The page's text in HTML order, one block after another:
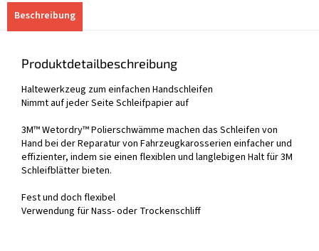
Beschreibung
Produktdetailbeschreibung
Haltewerkzeug zum einfachen Handschleifen
Nimmt auf jeder Seite Schleifpapier auf
3M™ Wetordry™ Polierschwämme machen das Schleifen von
Hand bei der Reparatur von Fahrzeugkarosserien einfacher und
effizienter, indem sie einen flexiblen und langlebigen Halt für 3M
Schleifblätter bieten.
Fest und doch flexibel
Verwendung für Nass- oder Trockenschliff